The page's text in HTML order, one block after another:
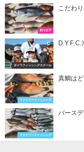
釣り女子
こだわ
ダイワフィッシングスクール
ファミリーフィッシング
真鯛は
ファミリーフィッシング
バース